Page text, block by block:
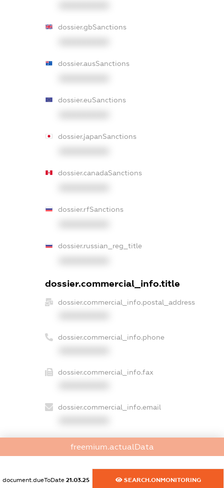
dossier.gbSanctions
dossier.ausSanctions
dossier.euSanctions
dossier.japanSanctions
dossier.canadaSanctions
dossier.rfSanctions
dossier.russian_reg_title
dossier.commercial_info.title
dossier.commercial_info.postal_address
dossier.commercial_info.phone
dossier.commercial_info.fax
dossier.commercial_info.email
dossier.commercial_info.website
XXXXXXXXXX
dossier.commercial_info.activity
freemium.actualData
document.dueToDate 21.03.25 SEARCH.ONMONITORING